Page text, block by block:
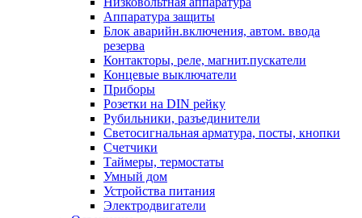
Аппаратура защиты
Блок аварийн.включения, автом. ввода
резерва
Контакторы, реле, магнит.пускатели
Концевые выключатели
Приборы
Розетки на DIN рейку
Рубильники, разъединители
Светосигнальная арматура, посты, кнопки
Счетчики
Таймеры, термостаты
Умный дом
Устройства питания
Электродвигатели